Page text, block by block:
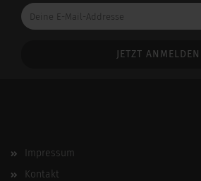
Deine
E-
Impressum
Kontakt